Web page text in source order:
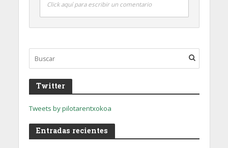
Click aquí para escribir un comentario
Twitter
Tweets by pilotarentxokoa
Entradas recientes